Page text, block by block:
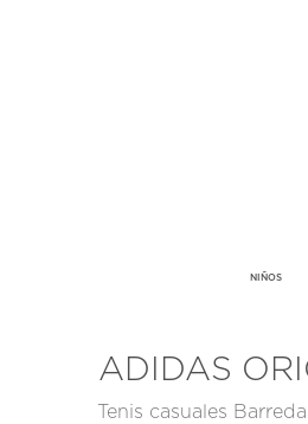
NIÑOS
ADIDAS
Tenis casuales